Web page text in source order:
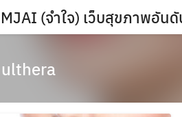
(จำใจ) เว็บสุขภาพอัน
ulthera